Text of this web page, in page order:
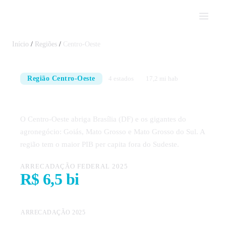
Início / Regiões / Centro-Oeste
Região Centro-Oeste 4 estados 17,2 mi hab
O Centro-Oeste abriga Brasília (DF) e os gigantes do
agronegócio: Goiás, Mato Grosso e Mato Grosso do Sul. A
região tem o maior PIB per capita fora do Sudeste.
ARRECADAÇÃO FEDERAL 2025
R$ 6,5 bi
Indicadores
ARRECADAÇÃO 2025